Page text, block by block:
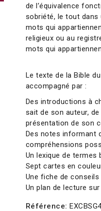
de l’équivalence
sobriété, le tout dans
mots qui
religieux ou au
mots qui
Le texte de la Bible
accompagné par :
Des introductions à
sait de son auteur,
présentation de son
Des notes informant
compréhensions
Un lexique de termes
Sept cartes en
Une fiche de
Un plan de lecture
Référence: